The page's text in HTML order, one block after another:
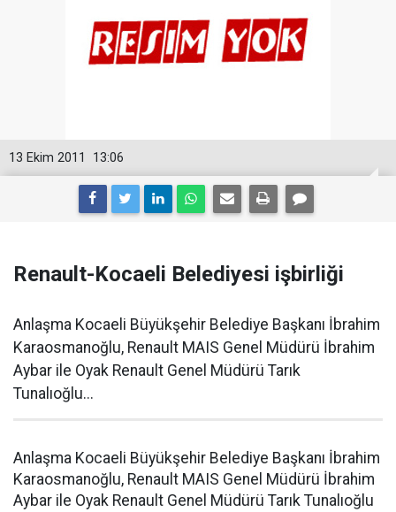
13:06
13 Ekim 2011
Renault-Kocaeli Belediyesi işbirliği
Anlaşma Kocaeli Büyükşehir Belediye Başkanı İbrahim
Karaosmanoğlu, Renault MAIS Genel Müdürü İbrahim
Aybar ile Oyak Renault Genel Müdürü Tarık
Tunalıoğlu...
Anlaşma Kocaeli Büyükşehir Belediye Başkanı İbrahim
Karaosmanoğlu, Renault MAIS Genel Müdürü İbrahim
Aybar ile Oyak Renault Genel Müdürü Tarık Tunalıoğlu